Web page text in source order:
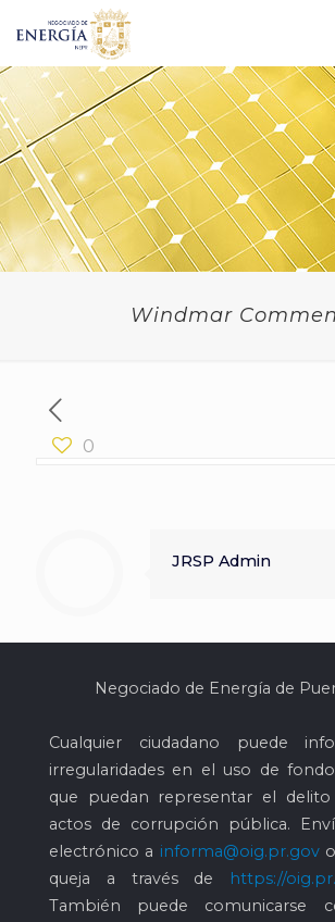
Windmar
0
JRSP Admin
Negociado de Energía de
Cualquier ciudadano puede
irregularidades en el uso de
que puedan representar el
actos de corrupción pública.
electrónico a informa@oig.pr.govo
queja a través de
https://
También puede comunicarse